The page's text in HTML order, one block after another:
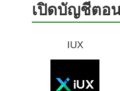
เปิดบัญชีตอ
IUX